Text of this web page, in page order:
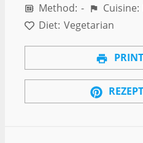
Method: - Cuisine:
Diet: Vegetarian